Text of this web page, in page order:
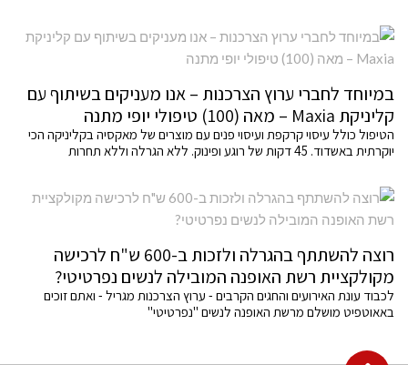
במיוחד לחברי ערוץ הצרכנות – אנו מעניקים בשיתוף עם
קליניקת Maxia – מאה (100) טיפולי יופי מתנה
הטיפול כולל עיסוי קרקפת ועיסוי פנים עם מוצרים של מאקסיה בקליניקה הכי
יוקרתית באשדוד. 45 דקות של רוגע ופינוק. ללא הגרלה וללא תחרות
רוצה להשתתף בהגרלה ולזכות ב-600 ש"ח לרכישה
מקולקציית רשת האופנה המובילה לנשים נפרטיטי?
לכבוד עונת האירועים והחגים הקרבים - ערוץ הצרכנות מגריל - ואתם זוכים
באאוטפיט מושלם מרשת האופנה לנשים "נפרטיטי"